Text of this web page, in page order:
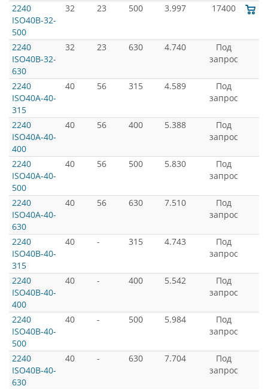
2240
ISO40B-32-
500
32 23 500 3.997 17400
2240
ISO40B-32-
630
32 23 630 4.740
Под
запрос
2240
ISO40A-40-
315
40 56 315 4.589
Под
запрос
2240
ISO40A-40-
400
40 56 400 5.388
Под
запрос
2240
ISO40A-40-
500
40 56 500 5.830
Под
запрос
2240
ISO40A-40-
630
40 56 630 7.510
Под
запрос
2240
ISO40B-40-
315
40 - 315 4.743
Под
запрос
2240
ISO40B-40-
400
40 - 400 5.542
Под
запрос
2240
ISO40B-40-
500
40 - 500 5.984
Под
запрос
2240
ISO40B-40-
630
40 - 630 7.704
Под
запрос